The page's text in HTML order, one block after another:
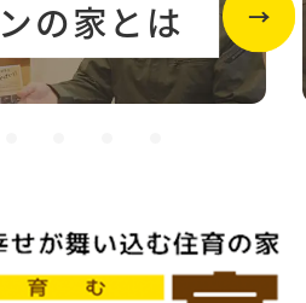
の家とは